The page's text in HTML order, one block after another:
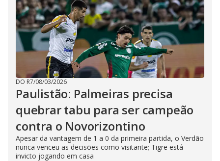
DO R7/08/03/2026
Paulistão: Palmeiras precisa
quebrar tabu para ser campeão
contra o Novorizontino
Apesar da vantagem de 1 a 0 da primeira partida, o Verdão
nunca venceu as decisões como visitante; Tigre está
invicto jogando em casa